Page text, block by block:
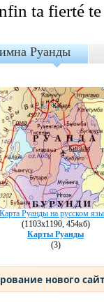
ta fierté
Руанды
Карта Руанды на русском
(1103х1190, 454кб)
Карты Руанды
(3)
нового